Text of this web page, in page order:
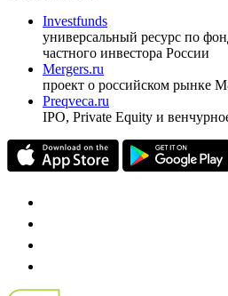
Investfunds
универсальный ресурс по
частного инвестора России
Mergers.ru
проект о российском рынке
Preqveca.ru
IPO, Private Equity и